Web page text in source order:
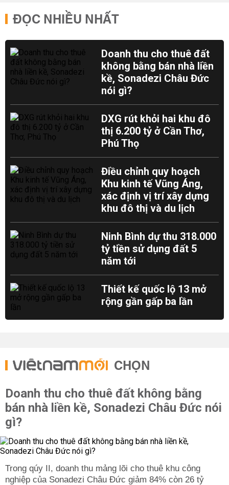
ĐỌC NHIỀU NHẤT
Doanh thu cho thuê đất
không bằng bán nhà liền
kề, Sonadezi Châu Đức
nói gì?
DXG rút khỏi hai khu đô
thị 6.200 tỷ ở Cần Thơ,
Phú Thọ
Điều chỉnh quy hoạch
Khu kinh tế Vũng Áng,
xác định vị trí xây dựng
khu đô thị và du lịch
Ninh Bình dự thu 318.000
tỷ tiền sử dụng đất 5
năm tới
Thiết kế quốc lộ 13 mở
rộng gần gấp ba lần
CHỌN
Doanh thu cho thuê đất không bằng
bán nhà liền kề, Sonadezi Châu Đức nói
gì?
Trong qúy II, doanh thu mảng lõi cho thuê khu công
nghiệp của Sonadezi Châu Đức giảm 84% còn 26 tỷ